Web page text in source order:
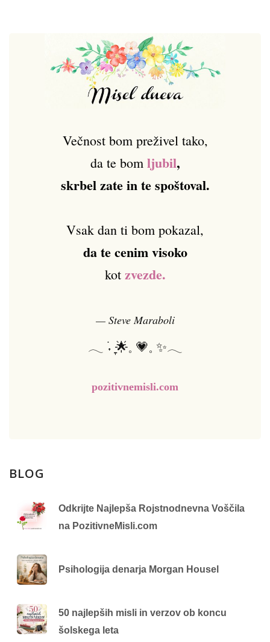
Večnost bom preživel tako,
da te bom ljubil,
skrbel zate in te spoštoval.
Vsak dan ti bom pokazal,
da te cenim visoko
kot zvezde.
— Steve Maraboli
𓂃 ࣪˖ ִֶָ🌟𓈒 💗𓈒 ✨𓂃
pozitivnemisli.com
BLOG
Odkrijte Najlepša Rojstnodnevna Voščila
na PozitivneMisli.com
Psihologija denarja Morgan Housel
50 najlepših misli in verzov ob koncu
šolskega leta